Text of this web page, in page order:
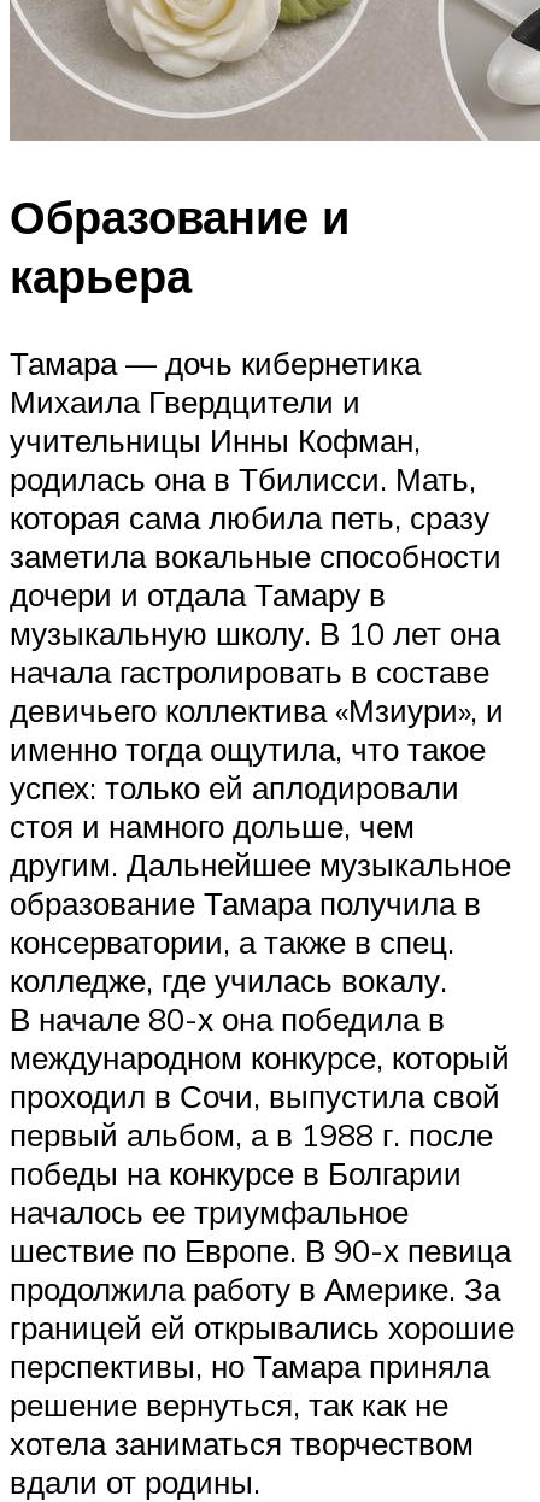
Образование и
карьера
Тамара — дочь кибернетика
Михаила Гвердцители и
учительницы Инны Кофман,
родилась она в Тбилисси. Мать,
которая сама любила петь, сразу
заметила вокальные способности
дочери и отдала Тамару в
музыкальную школу. В 10 лет она
начала гастролировать в составе
девичьего коллектива «Мзиури», и
именно тогда ощутила, что такое
успех: только ей аплодировали
стоя и намного дольше, чем
другим. Дальнейшее музыкальное
образование Тамара получила в
консерватории, а также в спец.
колледже, где училась вокалу.
В начале 80-х она победила в
международном конкурсе, который
проходил в Сочи, выпустила свой
первый альбом, а в 1988 г. после
победы на конкурсе в Болгарии
началось ее триумфальное
шествие по Европе. В 90-х певица
продолжила работу в Америке. За
границей ей открывались хорошие
перспективы, но Тамара приняла
решение вернуться, так как не
хотела заниматься творчеством
вдали от родины.